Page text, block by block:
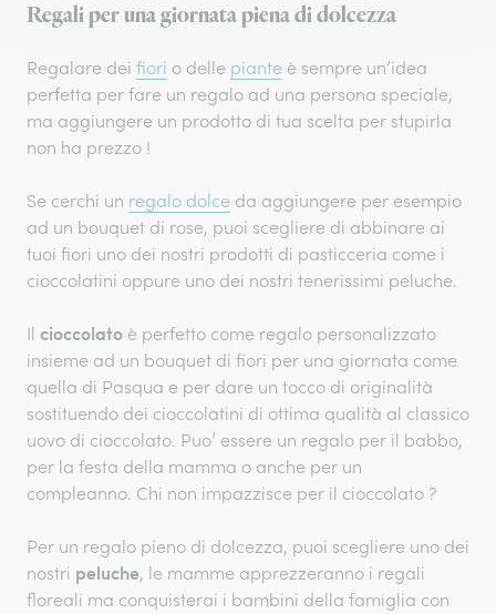
Regali per una giornata piena di dolcezza
Regalare dei fiori o delle piante è sempre un’idea
perfetta per fare un regalo ad una persona speciale,
ma aggiungere un prodotto di tua scelta per stupirla
non ha prezzo !
Se cerchi un regalo dolce da aggiungere per esempio
ad un bouquet di rose, puoi scegliere di abbinare ai
tuoi fiori uno dei nostri prodotti di pasticceria come i
cioccolatini oppure uno dei nostri tenerissimi peluche.
Il cioccolato è perfetto come regalo personalizzato
insieme ad un bouquet di fiori per una giornata come
quella di Pasqua e per dare un tocco di originalità
sostituendo dei cioccolatini di ottima qualità al classico
uovo di cioccolato. Puo’ essere un regalo per il babbo,
per la festa della mamma o anche per un
compleanno. Chi non impazzisce per il cioccolato ?
Per un regalo pieno di dolcezza, puoi scegliere uno dei
nostri peluche, le mamme apprezzeranno i regali
floreali ma conquisterai i bambini della famiglia con